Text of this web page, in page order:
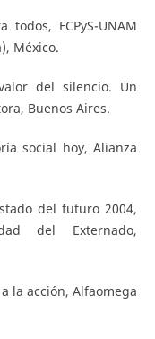
todos, FCPyS-UNAM
México.
del silencio. Un
Buenos Aires.
social hoy, Alianza
del futuro 2004,
del Externado,
la acción, Alfaomega